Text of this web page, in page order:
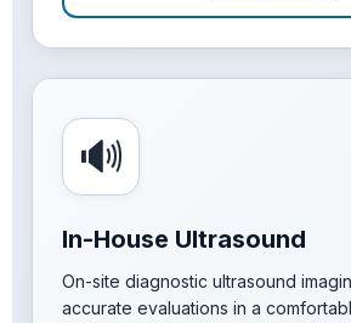
🔊
In-House Ultrasound
On-site diagnostic ultrasound
accurate evaluations in a